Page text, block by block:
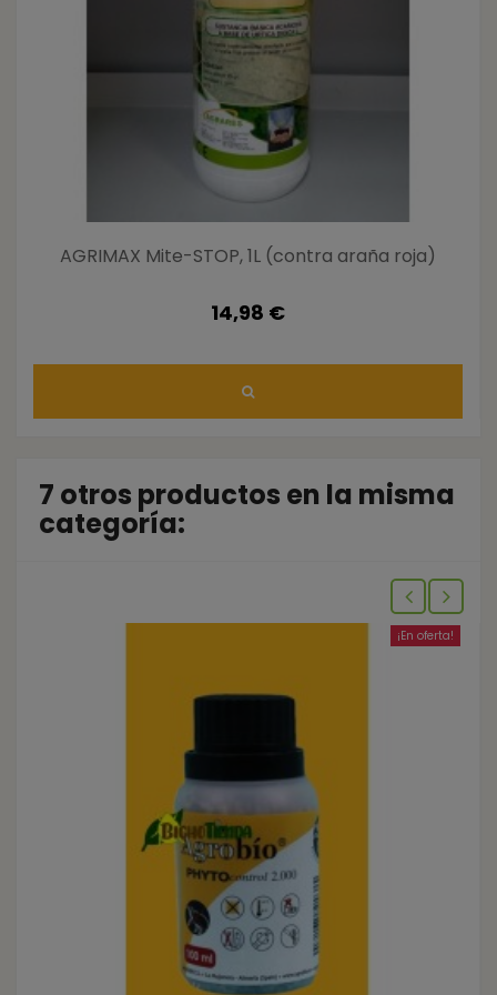
AGRIMAX Mite-STOP, 1L (contra araña roja)
14,98 €
7 otros productos en la misma
categoría:
¡En oferta!